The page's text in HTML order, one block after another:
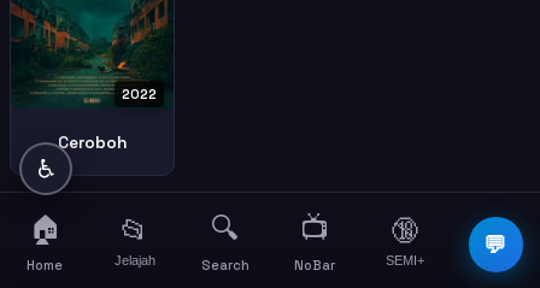
2022
Ceroboh
💬
♿
🏠
Home
📂
Jelajah
🔍
Search
📺
NoBar
🔞
SEMI+
☰